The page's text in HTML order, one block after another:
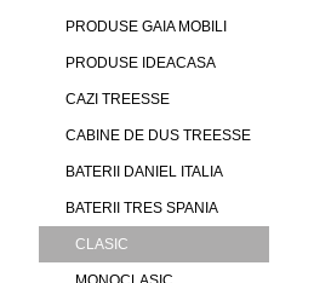
PRODUSE GAIA MOBILI
PRODUSE IDEACASA
CAZI TREESSE
CABINE DE DUS TREESSE
BATERII DANIEL ITALIA
BATERII TRES SPANIA
CLASIC